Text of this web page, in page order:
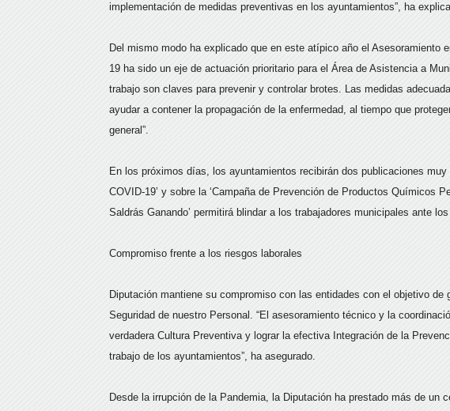
implementación de medidas preventivas en los ayuntamientos”, ha
Del mismo modo ha explicado que en este atípico año el Asesoramiento
19 ha sido un eje de actuación prioritario para el Área de Asistencia a
trabajo son claves para prevenir y controlar brotes. Las medidas
ayudar a contener la propagación de la enfermedad, al tiempo que
general”.
En los próximos días, los ayuntamientos recibirán dos publicaciones muy
COVID-19’ y sobre la ‘Campaña de Prevención de Productos Químicos
Saldrás Ganando’ permitirá blindar a los trabajadores municipales ante
Compromiso frente a los riesgos laborales
Diputación mantiene su compromiso con las entidades con el objetivo de
Seguridad de nuestro Personal. “El asesoramiento técnico y la
verdadera Cultura Preventiva y lograr la efectiva Integración de la
trabajo de los ayuntamientos”, ha asegurado.
Desde la irrupción de la Pandemia, la Diputación ha prestado más de un